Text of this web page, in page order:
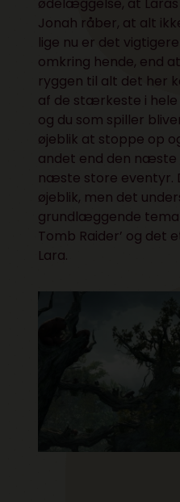
Jonah råber, at alt
lige nu er det
omkring hende, end
ryggen til alt det her
af de stærkeste i hele
og du som spiller
øjeblik at stoppe op
andet end den næste
næste store eventyr.
øjeblik, men det
grundlæggende tema
Tomb Raider’ og det
Lara.